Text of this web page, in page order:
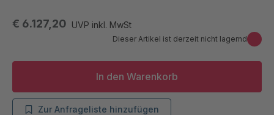
€ 6.127,20 UVP inkl. MwSt
Dieser Artikel ist derzeit nicht lagernd
In den Warenkorb
Zur Anfrageliste hinzufügen